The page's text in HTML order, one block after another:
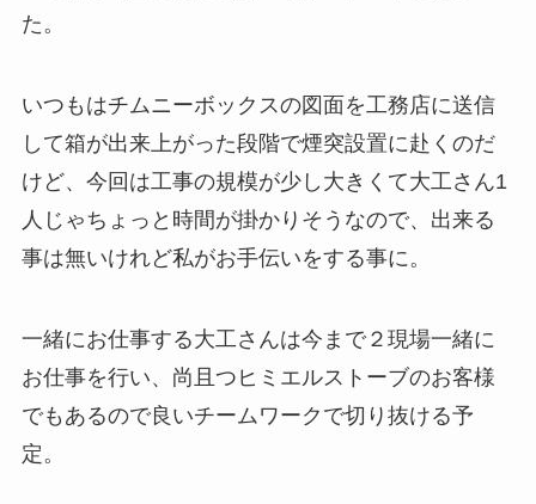
た。
いつもはチムニーボックスの図面を工務店に送信
して箱が出来上がった段階で煙突設置に赴くのだ
けど、今回は工事の規模が少し大きくて大工さん1
人じゃちょっと時間が掛かりそうなので、出来る
事は無いけれど私がお手伝いをする事に。
一緒にお仕事する大工さんは今まで２現場一緒に
お仕事を行い、尚且つヒミエルストーブのお客様
でもあるので良いチームワークで切り抜ける予
定。